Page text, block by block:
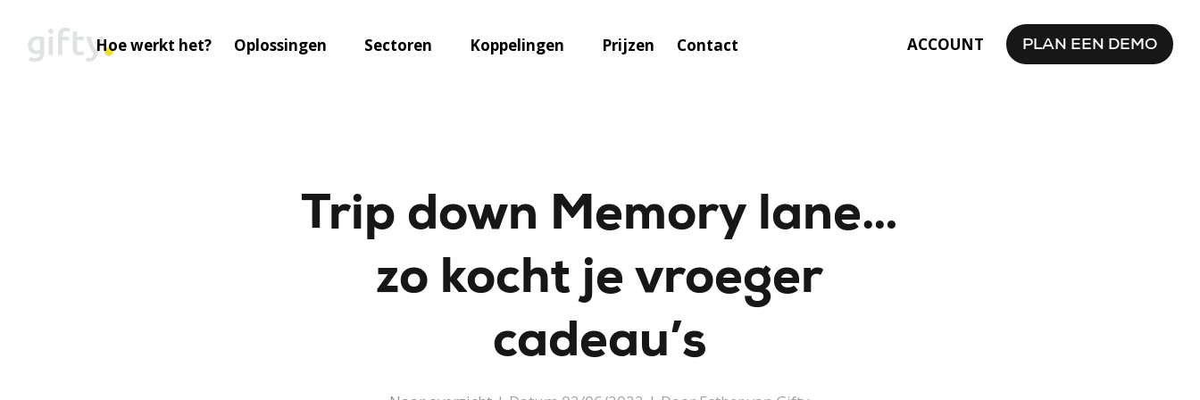
content
Hoe werkt het? Oplossingen Sectoren Koppelingen Prijzen Contact ACCOUNT PLAN EEN DEMO
Trip down Memory lane…
zo kocht je vroeger
cadeau’s